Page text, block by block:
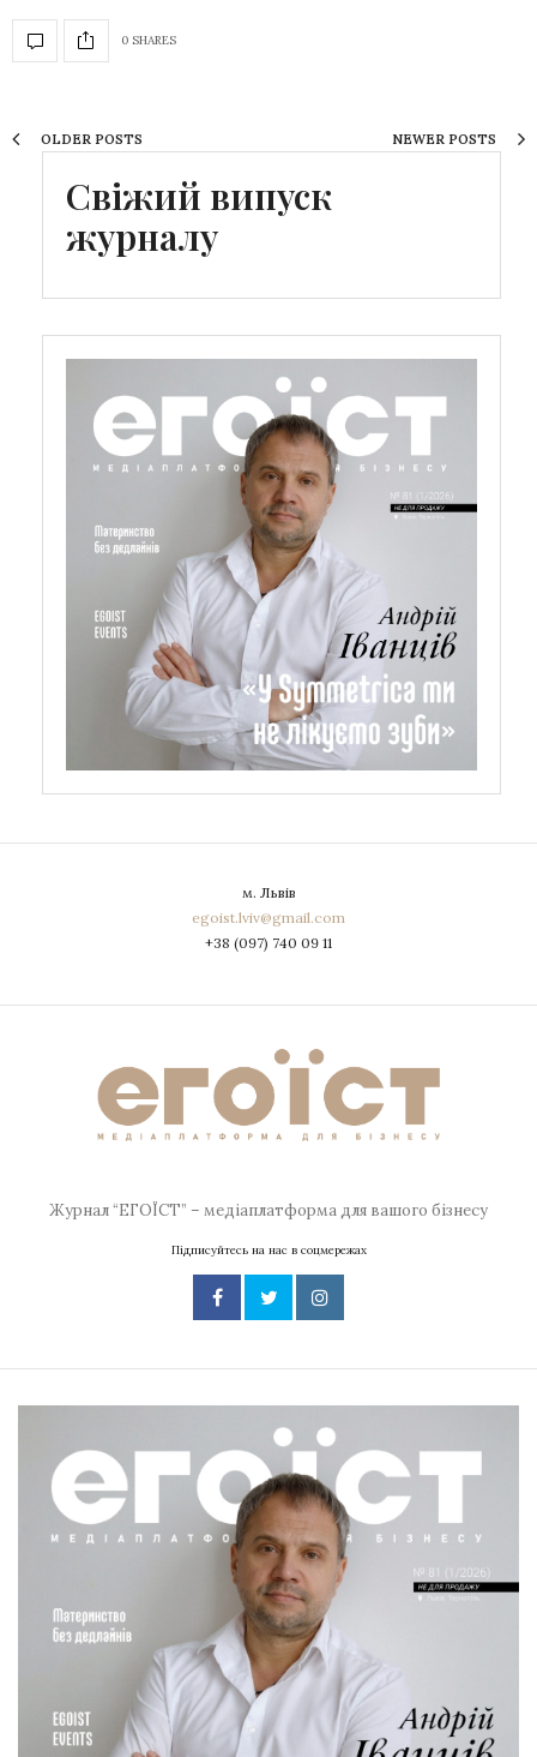
0 SHARES
OLDER POSTS NEWER POSTS
Свіжий випуск
журналу
м. Львів
egoist.lviv@gmail.com
+38 (097) 740 09 11
Журнал “ЕГОЇСТ” – медіаплатформа для вашого бізнесу
Підписуйтесь на нас в соцмережах